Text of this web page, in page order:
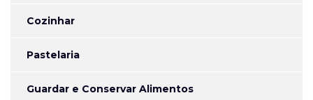
Cozinhar
Pastelaria
Guardar e Conservar Alimentos